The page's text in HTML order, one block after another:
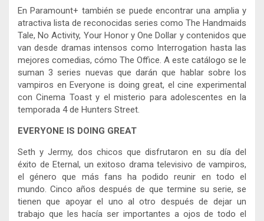
En Paramount+ también se puede encontrar una amplia y
atractiva lista de reconocidas series como The Handmaids
Tale, No Activity, Your Honor y One Dollar y contenidos que
van desde dramas intensos como Interrogation hasta las
mejores comedias, cómo The Office. A este catálogo se le
suman 3 series nuevas que darán que hablar sobre los
vampiros en Everyone is doing great, el cine experimental
con Cinema Toast y el misterio para adolescentes en la
temporada 4 de Hunters Street.
EVERYONE IS DOING GREAT
Seth y Jermy, dos chicos que disfrutaron en su día del
éxito de Eternal, un exitoso drama televisivo de vampiros,
el género que más fans ha podido reunir en todo el
mundo. Cinco años después de que termine su serie, se
tienen que apoyar el uno al otro después de dejar un
trabajo que les hacía ser importantes a ojos de todo el